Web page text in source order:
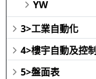
YW
3>工業自動化
4>樓宇自動及控制
5>盤面表